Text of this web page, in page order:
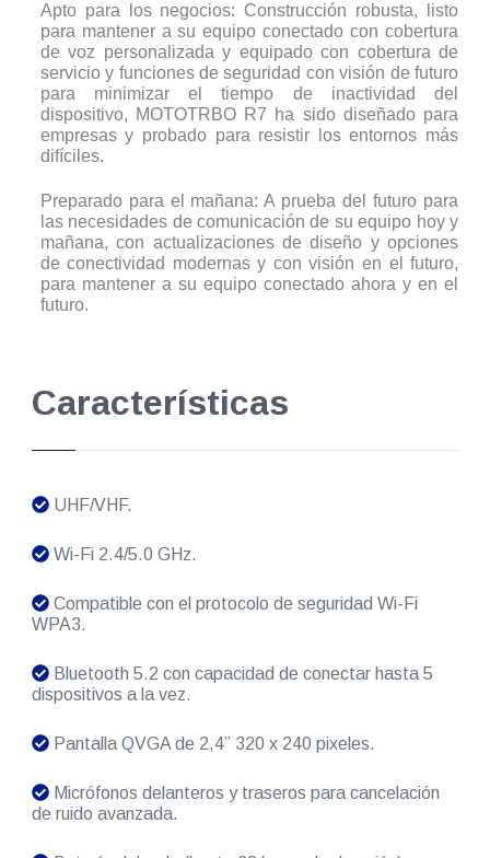
Apto para los negocios: Construcción robusta, listo
para mantener a su equipo conectado con cobertura
de voz personalizada y equipado con cobertura de
servicio y funciones de seguridad con visión de futuro
para minimizar el tiempo de inactividad del
dispositivo, MOTOTRBO R7 ha sido diseñado para
empresas y probado para resistir los entornos más
difíciles.
Preparado para el mañana: A prueba del futuro para
las necesidades de comunicación de su equipo hoy y
mañana, con actualizaciones de diseño y opciones
de conectividad modernas y con visión en el futuro,
para mantener a su equipo conectado ahora y en el
futuro.
Características
UHF/VHF.
Wi-Fi 2.4/5.0 GHz.
Compatible con el protocolo de seguridad Wi-Fi
WPA3.
Bluetooth 5.2 con capacidad de conectar hasta 5
dispositivos a la vez.
Pantalla QVGA de 2,4” 320 x 240 pixeles.
Micrófonos delanteros y traseros para cancelación
de ruido avanzada.